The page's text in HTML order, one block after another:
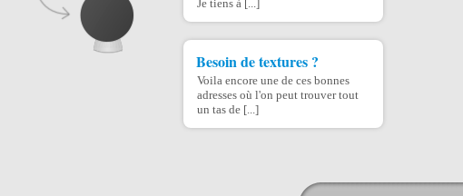
Je tiens à [...]
Besoin de textures ?
Voila encore une de ces bonnes
adresses où l'on peut trouver tout
un tas de [...]